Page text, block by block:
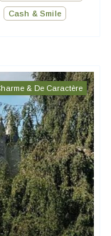
Cash & Smile
& De Caractère